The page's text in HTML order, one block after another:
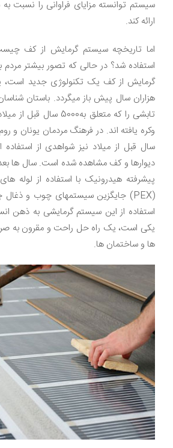
سیستم توانسته مزایای فراوانی را نسبت
ارائه کند.
اما تاریخچه سیستم گرمایش از کف
استفاده شد؟ در حالی که تصور بیشتر
گرمایش از کف یک تکنولوژی جدید است،
هزاران سال پیش باز میگردد. باستان
تابشی را که متعلق
سال قبل از میلاد نیز شواهدی از
دیوارها و کف مشاهده شده است. سال ها
پیشرفته هیدرونیک با استفاده از لوله
(
PEX) جایگزین سیستمهای چوب و ذغال
استفاده از این سیستم گرمایشی به ذهن
یکی است، یک راه حل راحت و مقرون به
ها و ساختمان ها.